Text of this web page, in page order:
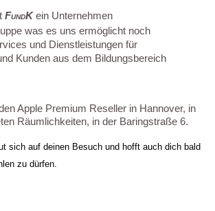
FUNDKein Unternehmen
was es uns ermöglicht noch
und Dienstleistungen für
Kunden aus dem Bildungsbereich
Apple Premium Reseller in Hannover, in
Räumlichkeiten, in der Baringstraße 6.
sich auf deinen Besuch und hofft auch dich bald
zu dürfen.